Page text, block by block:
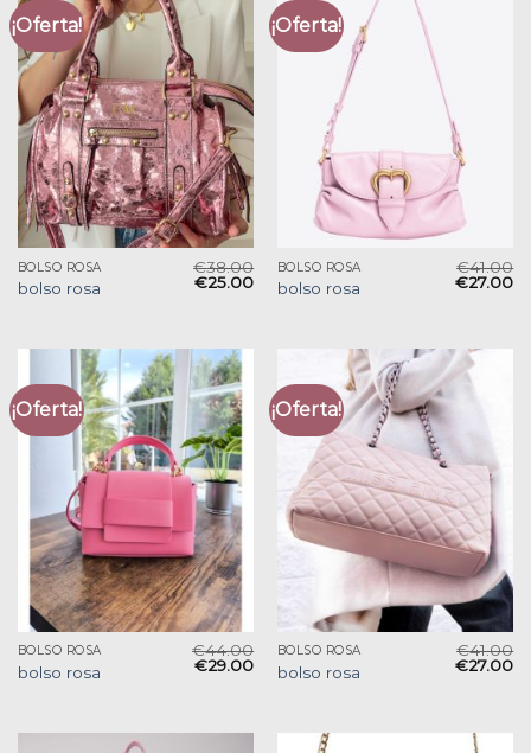
¡Oferta!
BOLSO ROSA
bolso rosa
€38.00
€25.00
¡Oferta!
BOLSO ROSA
bolso rosa
€41.00
€27.00
¡Oferta!
BOLSO ROSA
bolso rosa
€44.00
€29.00
¡Oferta!
BOLSO ROSA
bolso rosa
€41.00
€27.00